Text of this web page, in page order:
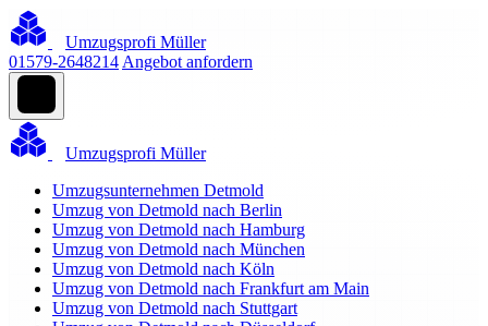
Umzugsprofi Müller
01579-2648214 Angebot anfordern
Umzugsprofi Müller
Umzugsunternehmen Detmold
Umzug von Detmold nach Berlin
Umzug von Detmold nach Hamburg
Umzug von Detmold nach München
Umzug von Detmold nach Köln
Umzug von Detmold nach Frankfurt am Main
Umzug von Detmold nach Stuttgart